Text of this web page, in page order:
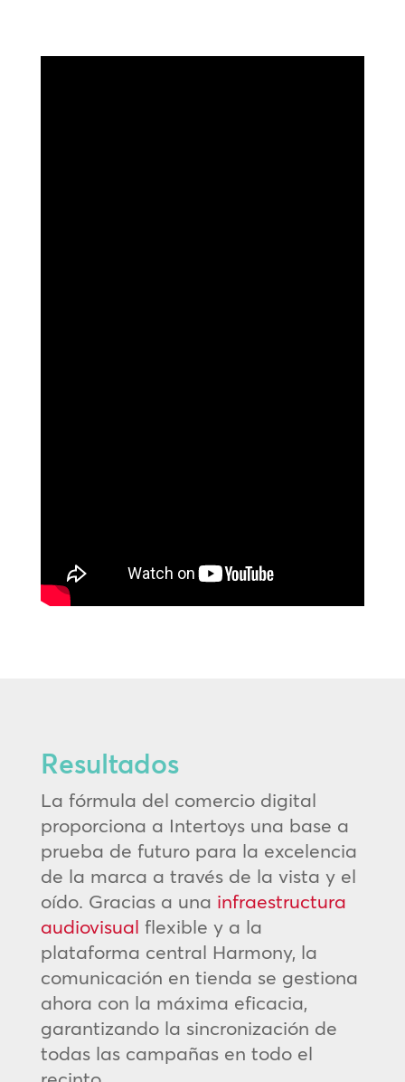
Resultados
La fórmula del comercio digital
proporciona a Intertoys una base a
prueba de futuro para la excelencia
de la marca a través de la vista y el
oído. Gracias a una infraestructura
audiovisual flexible y a la
plataforma central Harmony, la
comunicación en tienda se gestiona
ahora con la máxima eficacia,
garantizando la sincronización de
todas las campañas en todo el